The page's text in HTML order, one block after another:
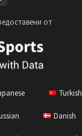
от
Turkish
Danish